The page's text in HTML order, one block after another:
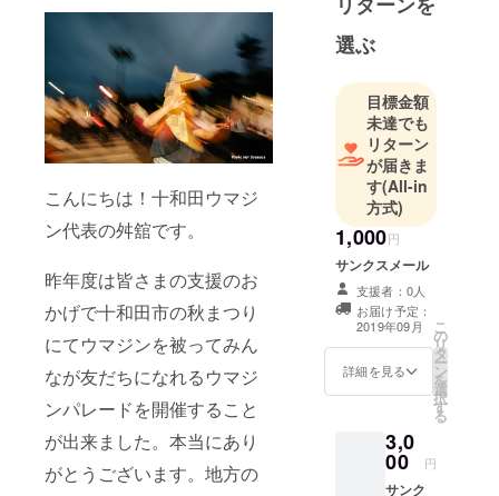
こんにちは！十和田ウマジ
ン代表の舛舘です。
昨年度は皆さまの支援のお
かげで十和田市の秋まつり
にてウマジンを被ってみん
なが友だちになれるウマジ
ンパレードを開催すること
が出来ました。本当にあり
がとうございます。地方の
選ぶ
目標金額
未達でも
リターン
が届きま
す(All-in
方式)
1,000円
サンクスメール
支援者：0人
お届け予定：
2019年09月
詳細を見る
こ
の
リ
タ
ー
ン
を
選
択
す
る
3,0
00 円
サンク